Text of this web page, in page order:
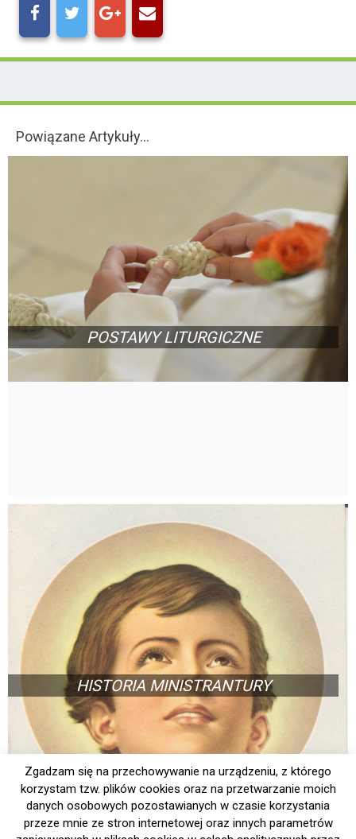
Powiązane Artykuły...
POSTAWY LITURGICZNE
HISTORIA MINISTRANTURY
Zgadzam się na przechowywanie na urządzeniu, z którego
korzystam tzw. plików cookies oraz na przetwarzanie moich
danych osobowych pozostawianych w czasie korzystania
przeze mnie ze stron internetowej oraz innych parametrów